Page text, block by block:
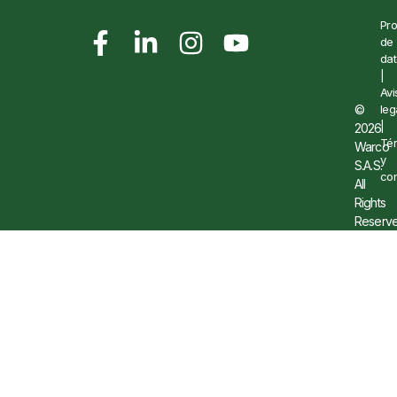
©
2026
Warco
S.A.S.
All
Rights
de
|
y